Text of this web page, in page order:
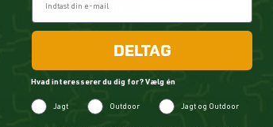
KØB
DELTAG
Hvad interesserer du dig for? Vælg én
Jagt Outdoor Jagt og Outdoor